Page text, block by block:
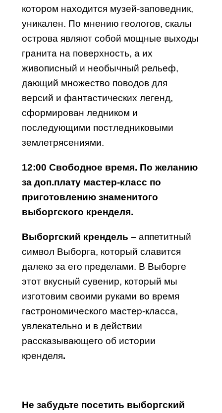
котором находится музей-заповедник,
уникален. По мнению геологов, скалы
острова являют собой мощные выходы
гранита на поверхность, а их
живописный и необычный рельеф,
дающий множество поводов для
версий и фантастических легенд,
сформирован ледником и
последующими постледниковыми
землетрясениями.
12:00 Свободное время. По желанию
за доп.плату мастер-класс по
приготовлению знаменитого
выборгского кренделя.
Выборгский крендель – аппетитный
символ Выборга, который славится
далеко за его пределами. В Выборге
этот вкусный сувенир, который мы
изготовим своими руками во время
гастрономического мастер-класса,
увлекательно и в действии
рассказывающего об истории
кренделя.
Не забудьте посетить выборгский